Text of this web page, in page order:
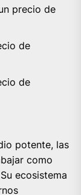
precio de
de
de
potente, las
como
ecosistema